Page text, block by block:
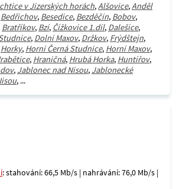
v Jizerských horách,Alšovice,Anděl
Bedřichov, Besedice, Bezděčín, Bobov,
Bratříkov, Bzí, Čížkovice 1.díl, Dalešice,
, Dolní Maxov, Držkov, Frýdštejn,
Horky, Horní Černá Studnice, Horní Maxov,
, Hraničná, Hrubá Horka, Huntířov,
, Jablonec nad Nisou, Jablonecké
, ...
: stahování: 66,5 Mb/s | nahrávání: 76,0 Mb/s |